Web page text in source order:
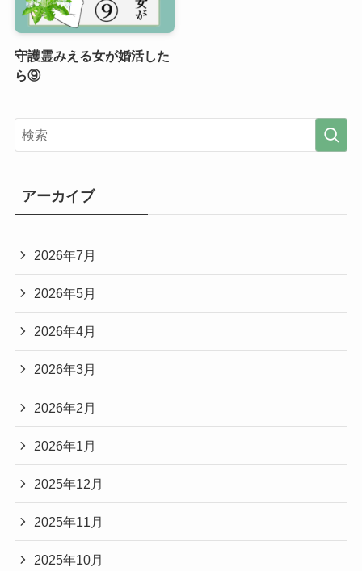
守護霊みえる女が婚活した
ら⑨
アーカイブ
2026年7月
2026年5月
2026年4月
2026年3月
2026年2月
2026年1月
2025年12月
2025年11月
2025年10月